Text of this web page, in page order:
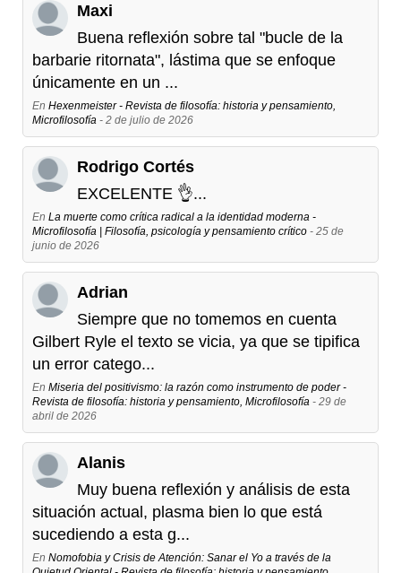
Maxi
Buena reflexión sobre tal "bucle de la
barbarie ritornata", lástima que se enfoque
únicamente en un ...
En Hexenmeister - Revista de filosofía: historia y pensamiento,
Microfilosofía - 2 de julio de 2026
Rodrigo Cortés
EXCELENTE 👌...
En La muerte como crítica radical a la identidad moderna -
Microfilosofía | Filosofía, psicología y pensamiento crítico - 25 de
junio de 2026
Adrian
Siempre que no tomemos en cuenta
Gilbert Ryle el texto se vicia, ya que se tipifica
un error catego...
En Miseria del positivismo: la razón como instrumento de poder -
Revista de filosofía: historia y pensamiento, Microfilosofía - 29 de
abril de 2026
Alanis
Muy buena reflexión y análisis de esta
situación actual, plasma bien lo que está
sucediendo a esta g...
En Nomofobia y Crisis de Atención: Sanar el Yo a través de la